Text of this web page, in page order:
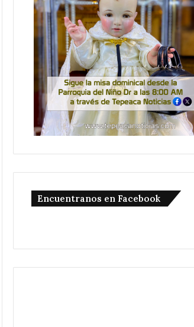
Encuentranos en Facebook